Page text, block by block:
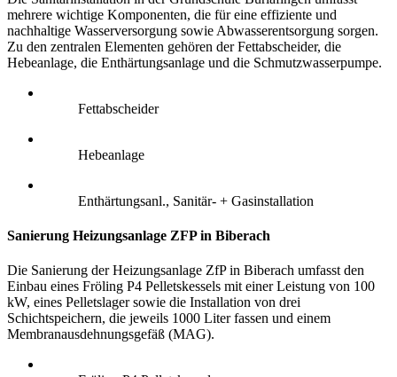
mehrere wichtige Komponenten, die für eine effiziente und
nachhaltige Wasserversorgung sowie Abwasserentsorgung sorgen.
Zu den zentralen Elementen gehören der Fettabscheider, die
Hebeanlage, die Enthärtungsanlage und die Schmutzwasserpumpe.
Fettabscheider
Hebeanlage
Enthärtungsanl., Sanitär- + Gasinstallation
Sanierung Heizungsanlage ZFP in Biberach
Die Sanierung der Heizungsanlage ZfP in Biberach umfasst den
Einbau eines Fröling P4 Pelletskessels mit einer Leistung von 100
kW, eines Pelletslager sowie die Installation von drei
Schichtspeichern, die jeweils 1000 Liter fassen und einem
Membranausdehnungsgefäß (MAG).